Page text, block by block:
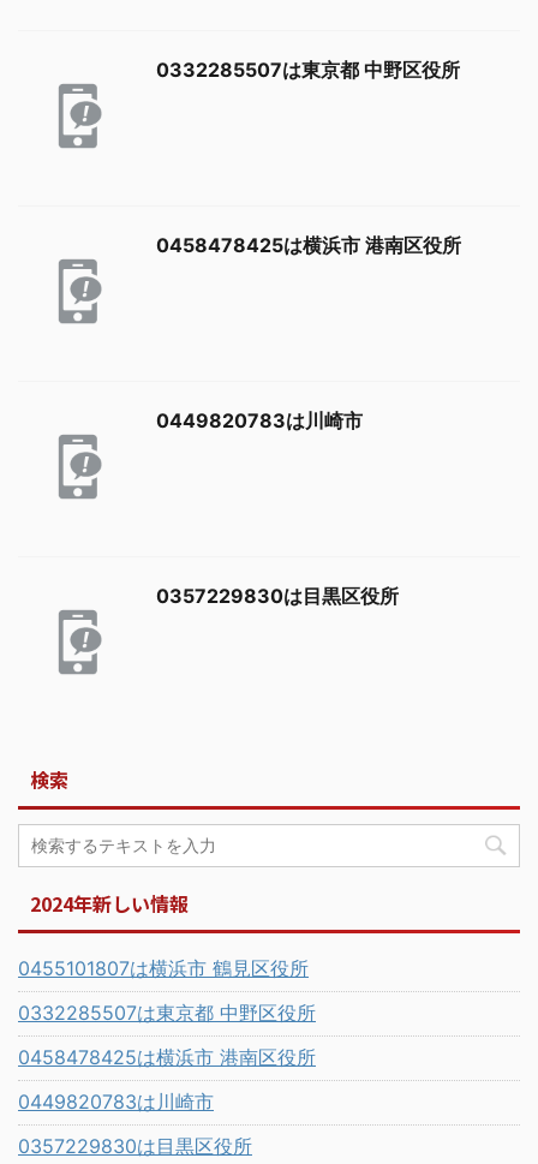
0332285507は東京都 中野区役所
0458478425は横浜市 港南区役所
0449820783は川崎市
0357229830は目黒区役所
検索
2024年新しい情報
0455101807は横浜市 鶴見区役所
0332285507は東京都 中野区役所
0458478425は横浜市 港南区役所
0449820783は川崎市
0357229830は目黒区役所